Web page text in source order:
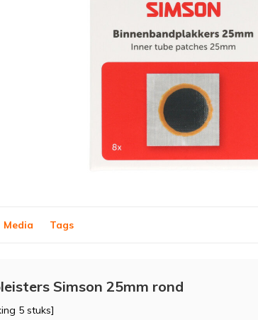
Media Tags
Simson 25mm rond
5 stuks]